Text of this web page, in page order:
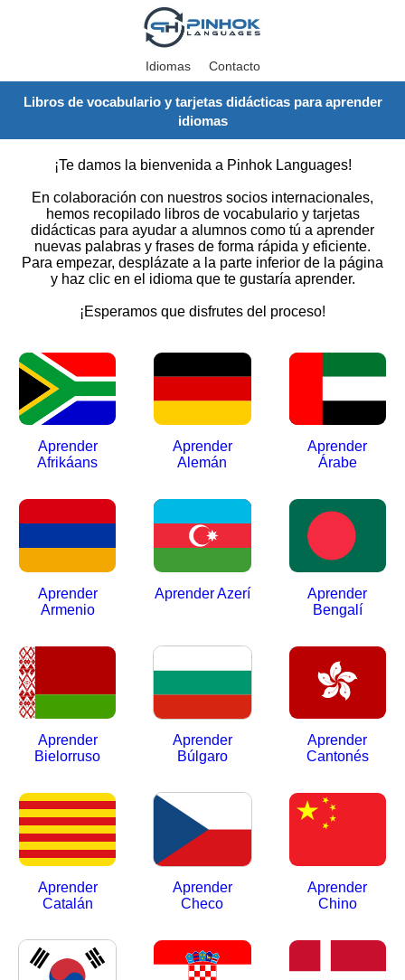
Idiomas Contacto
Libros de vocabulario y tarjetas didácticas para aprender
idiomas
¡Te damos la bienvenida a Pinhok Languages!
En colaboración con nuestros socios internacionales,
hemos recopilado libros de vocabulario y tarjetas
didácticas para ayudar a alumnos como tú a aprender
nuevas palabras y frases de forma rápida y eficiente.
Para empezar, desplázate a la parte inferior de la página
y haz clic en el idioma que te gustaría aprender.
¡Esperamos que disfrutes del proceso!
Aprender
Afrikáans
Aprender
Alemán
Aprender
Árabe
Aprender
Armenio
Aprender Azerí
Aprender
Bengalí
Aprender
Bielorruso
Aprender
Búlgaro
Aprender
Cantonés
Aprender
Catalán
Aprender
Checo
Aprender
Chino